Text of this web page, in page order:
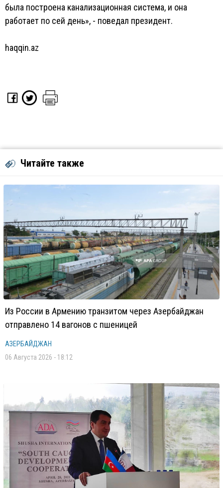
была построена канализационная система, и она
работает по сей день», - поведал президент.
haqqin.az
Читайте также
Из России в Армению транзитом через Азербайджан
отправлено 14 вагонов с пшеницей
АЗЕРБАЙДЖАН
06 Августа 2026 - 18:12